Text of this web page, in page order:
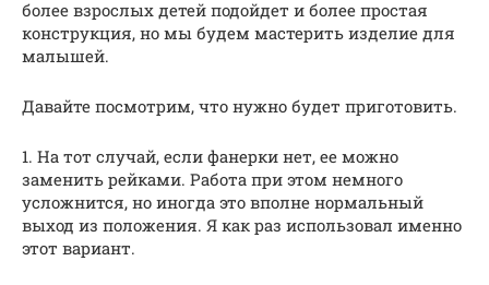
более взрослых детей подойдет и более простая
конструкция, но мы будем мастерить изделие для
малышей.
Давайте посмотрим, что нужно будет приготовить.
1. На тот случай, если фанерки нет, ее можно
заменить рейками. Работа при этом немного
усложнится, но иногда это вполне нормальный
выход из положения. Я как раз использовал именно
этот вариант.